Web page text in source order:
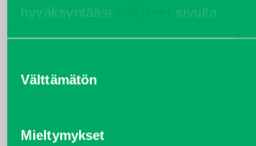
hyväksyntääsi
sivulta.
valinta
Välttämätön
Mieltymykset